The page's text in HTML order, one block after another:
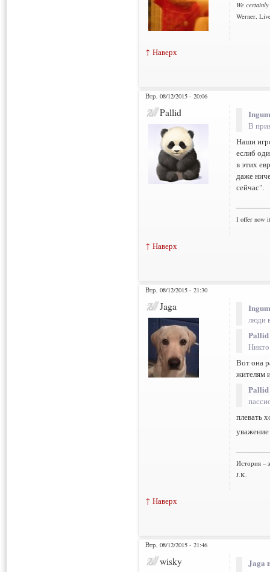
We
Werner,
↑ Наверх
Втр, 08/12/2015 - 20:06
Pallid
В
Наши
еслиб
в этих
даже
сейчас".
I offer now
↑ Наверх
Втр, 08/12/2015 - 21:30
Jaga
люди
Pallid
Вот она
жителям
Pallid
плевать
История –
J.K.
↑ Наверх
Втр, 08/12/2015 - 21:46
wisky Jaga